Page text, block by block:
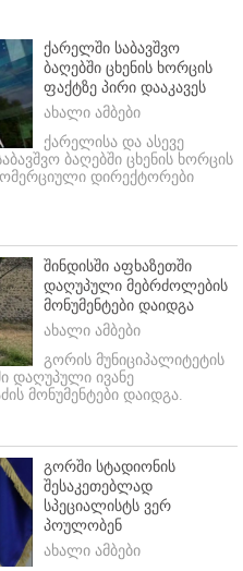
ქარელში საბავშვო
ბაღებში ცხენის ხორცის
ფაქტზე პირი დააკავეს
ახალი ამბები
ქარელისა და ასევე
ბაღებში ცხენის ხორცის
დირექტორები
შინდისში აფხაზეთში
დაღუპული მებრძოლების
მონუმენტები დაიდგა
ახალი ამბები
გორის მუნიციპალიტეტის
დაღუპული ივანე
მონუმენტები დაიდგა.
გორში სტადიონის
შესაკეთებლად
სპეციალისტს ვერ
პოულობენ
ახალი ამბები